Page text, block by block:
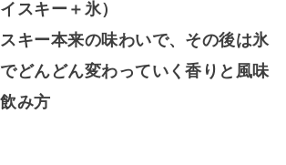
スキー＋氷）
キー本来の味わいで、その後は氷
どんどん変わっていく香りと風味
み方